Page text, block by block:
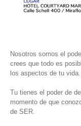
Nosotros somos el
crees que todo es
los aspectos de tu vida.
Tu tienes el poder de
momento de que
de SER.